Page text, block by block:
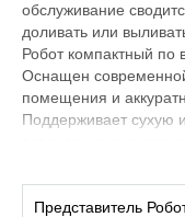
обслуживание
доливать или
Робот компактный по
Оснащен
помещения и
Поддерживает сухую
поэтому подходит
вращающимися
и сушатся на базе.